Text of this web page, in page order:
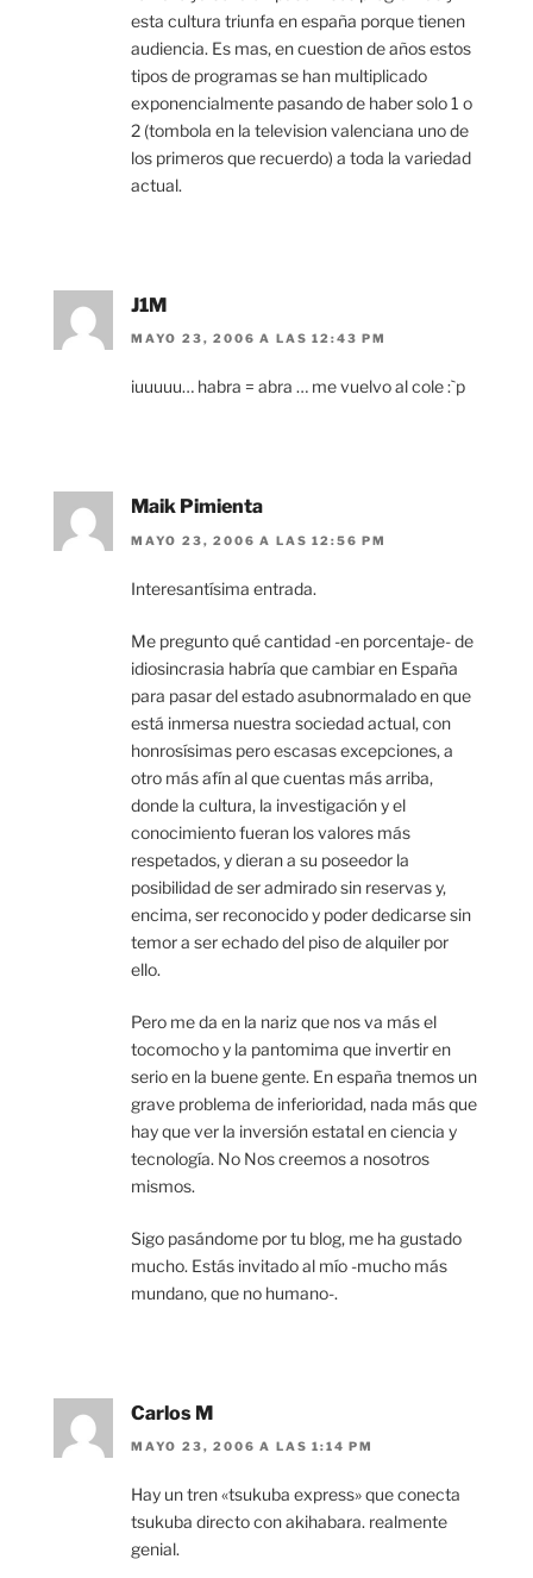
esta cultura triunfa en españa porque tienen
audiencia. Es mas, en cuestion de años estos
tipos de programas se han multiplicado
exponencialmente pasando de haber solo 1 o
2 (tombola en la television valenciana uno de
los primeros que recuerdo) a toda la variedad
actual.
J1M
MAYO 23, 2006 A LAS 12:43 PM
iuuuuu… habra = abra … me vuelvo al cole :`p
Maik Pimienta
MAYO 23, 2006 A LAS 12:56 PM
Interesantísima entrada.
Me pregunto qué cantidad -en porcentaje- de
idiosincrasia habría que cambiar en España
para pasar del estado asubnormalado en que
está inmersa nuestra sociedad actual, con
honrosísimas pero escasas excepciones, a
otro más afín al que cuentas más arriba,
donde la cultura, la investigación y el
conocimiento fueran los valores más
respetados, y dieran a su poseedor la
posibilidad de ser admirado sin reservas y,
encima, ser reconocido y poder dedicarse sin
temor a ser echado del piso de alquiler por
ello.
Pero me da en la nariz que nos va más el
tocomocho y la pantomima que invertir en
serio en la buene gente. En españa tnemos un
grave problema de inferioridad, nada más que
hay que ver la inversión estatal en ciencia y
tecnología. No Nos creemos a nosotros
mismos.
Sigo pasándome por tu blog, me ha gustado
mucho. Estás invitado al mío -mucho más
mundano, que no humano-.
Carlos M
MAYO 23, 2006 A LAS 1:14 PM
Hay un tren «tsukuba express» que conecta
tsukuba directo con akihabara. realmente
genial.